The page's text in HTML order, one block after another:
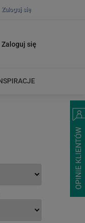
Zaloguj się
Zaloguj się